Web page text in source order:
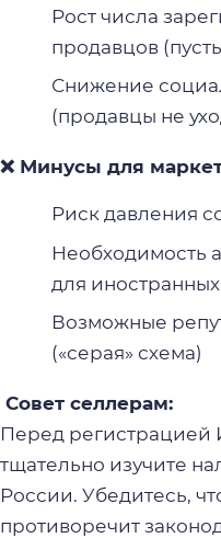
Рост числа
продавцов
Снижение
(продавцы не
❌ Минусы для
Риск давления
Необходимость
для
Возможные
(«серая» схема)
Совет селлерам:
Перед регистрацией
тщательно изучите
России. Убедитесь,
противоречит